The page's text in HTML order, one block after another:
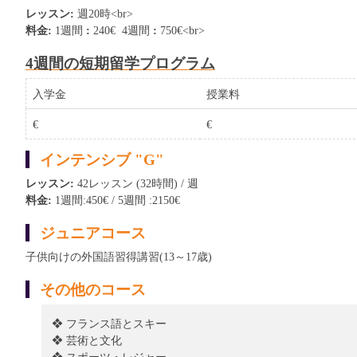
レッスン: 週20時<br>
料金: 1週間 : 240€ 4週間 : 750€<br>
4週間の短期留学プログラム
入学金 授業料
€ €
インテンシブ "G"
レッスン: 42レッスン (32時間) / 週
料金: 1週間:450€ / 5週間 :2150€
ジュニアコース
子供向けの外国語習得講習(13～17歳)
その他のコース
❖ フランス語とスキー
❖ 芸術と文化